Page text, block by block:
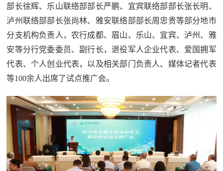
人
民
防
国
防
智
库
国
防
智
库
英
雄
模
部长徐辉、乐山联络部部长严鹏、宜宾联络部部长张长明、
泸州联络部部长张尚林、雅安联络部部长周忠贵等部分地市
分支机构负责人，农行成都、眉山、乐山、宜宾、泸州、雅
安等分行党委委员、副行长，退役军人企业代表、爱国拥军
代表、个人创业代表，以及相关部门负责人、媒体记者代表
等100余人出席了试点推广会。